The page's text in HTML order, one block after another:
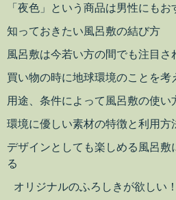
「夜色」という商品は男性にもお
知っておきたい風呂敷の結び方
風呂敷は今若い方の間でも注目さ
買い物の時に地球環境のことを考
用途、条件によって風呂敷の使い
環境に優しい素材の特徴と利用方
デザインとしても楽しめる風呂
る
オリジナルのふろしきが欲しい！